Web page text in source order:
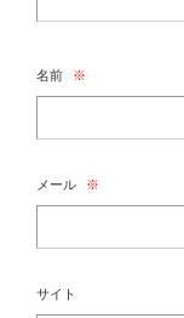
名前 ※
メール ※
サイト